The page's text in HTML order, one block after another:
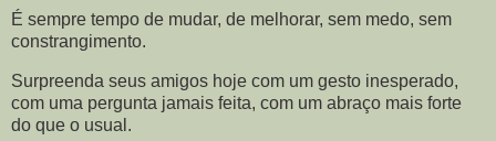
É sempre tempo de mudar, de melhorar, sem medo, sem
constrangimento.
Surpreenda seus amigos hoje com um gesto inesperado,
com uma pergunta jamais feita, com um abraço mais forte
do que o usual.